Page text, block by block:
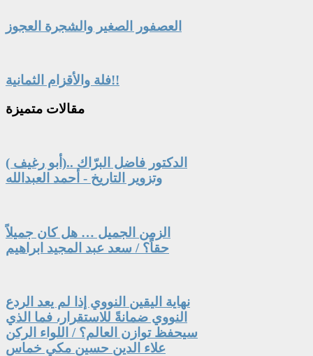
العصفور الصغير والشجرة العجوز
فلة والأقزام الثمانية!!
مقالات متميزة
الدكتور فاضل البرّاك ..(أبو رغيف )
وتزوير التاريخ - أحمد العبدالله
الزمن الجميل … هل كان جميلاً
حقاً؟ / سعد عبد المجيد ابراهيم
نهاية اليقين النووي إذا لم يعد الردع
النووي ضمانةً للاستقرار، فما الذي
سيحفظ توازن العالم؟ / اللواء الركن
علاء الدين حسين مكي خماس